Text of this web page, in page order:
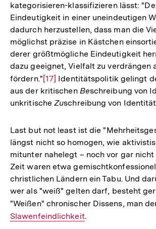
kategorisieren-klassifizieren lässt:
Eindeutigkeit in einer uneindeutigen
dadurch herzustellen, dass man die
möglichst präzise in Kästchen
derer größtmögliche Eindeutigkeit
dazu geeignet, Vielfalt zu verdrängen
fördern." Zur
Auflösung
der
[17] Identitätspolitik gelingt
aus der kritischen Beschreibung von
unkritischeZuschreibung von
Last but not least ist die
längst nicht so homogen, wie
mitunter nahelegt – noch vor gar
Zeit waren etwa
christlichen Ländern ein Tabu. Und
wer als "weiß" gelten darf, besteht
"Weißen" chronischer Dissens, man
Slawenfeindlichkeit.